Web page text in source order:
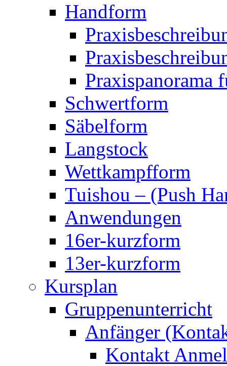
Handform
Praxispanorama
Schwertform
Säbelform
Langstock
Wettkampfform
Tuishou – (Push
Anwendungen
16er-kurzform
13er-kurzform
Kursplan
Gruppenunterricht
Anfänger
Kontakt